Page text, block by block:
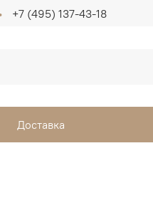
+7 (495) 137-43-18
Доставка